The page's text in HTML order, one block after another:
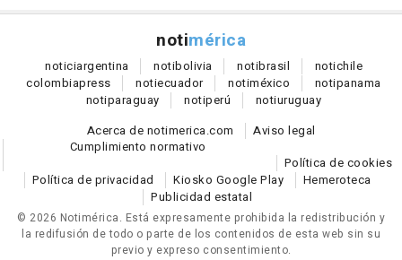
notimérica
noticiargentina notibolivia notibrasil notichile
colombiapress notiecuador notiméxico notipanama
notiparaguay notiperú notiuruguay
Acerca de notimerica.com
Aviso legal
Cumplimiento normativo
Política de cookies
Política de privacidad
Kiosko Google Play
Hemeroteca
Publicidad estatal
© 2026 Notimérica. Está expresamente prohibida la redistribución y
la redifusión de todo o parte de los contenidos de esta web sin su
previo y expreso consentimiento.